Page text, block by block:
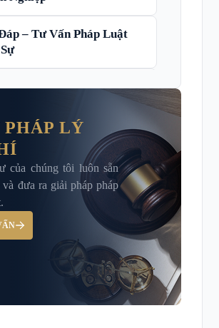
– Tư Vấn Pháp Luật
và tư vấn pháp luật
Hiểm Xã Hội
Sự
Thông
LÝ
của chúng tôi luôn sẵn
và đưa ra giải pháp pháp